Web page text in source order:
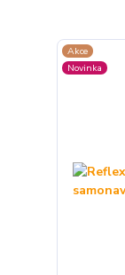
Akce
Novinka